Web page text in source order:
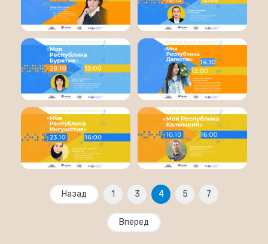
Назад 1 3 4 5 7
Вперед